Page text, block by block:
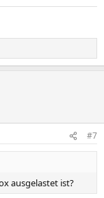
#7
ausgelastet ist?